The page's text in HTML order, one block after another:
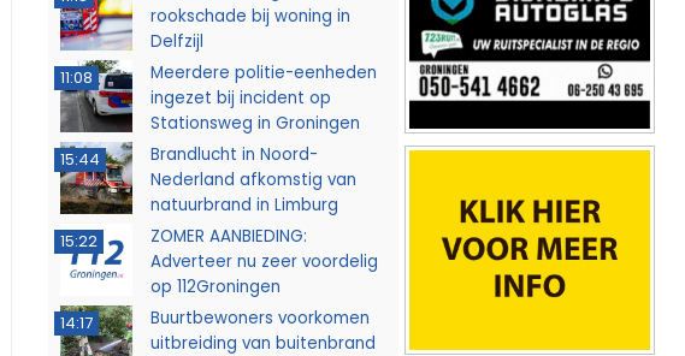
rookschade bij woning in
Delfzijl
11:08
Meerdere politie-eenheden
ingezet bij incident op
Stationsweg in Groningen
15:44
Brandlucht in Noord-
Nederland afkomstig van
natuurbrand in Limburg
15:22
ZOMER AANBIEDING:
Adverteer nu zeer voordelig
op 112Groningen
14:17
Buurtbewoners voorkomen
uitbreiding van buitenbrand